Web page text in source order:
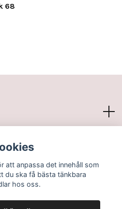
68
att anpassa det innehåll som
du ska få bästa tänkbara
hos oss.